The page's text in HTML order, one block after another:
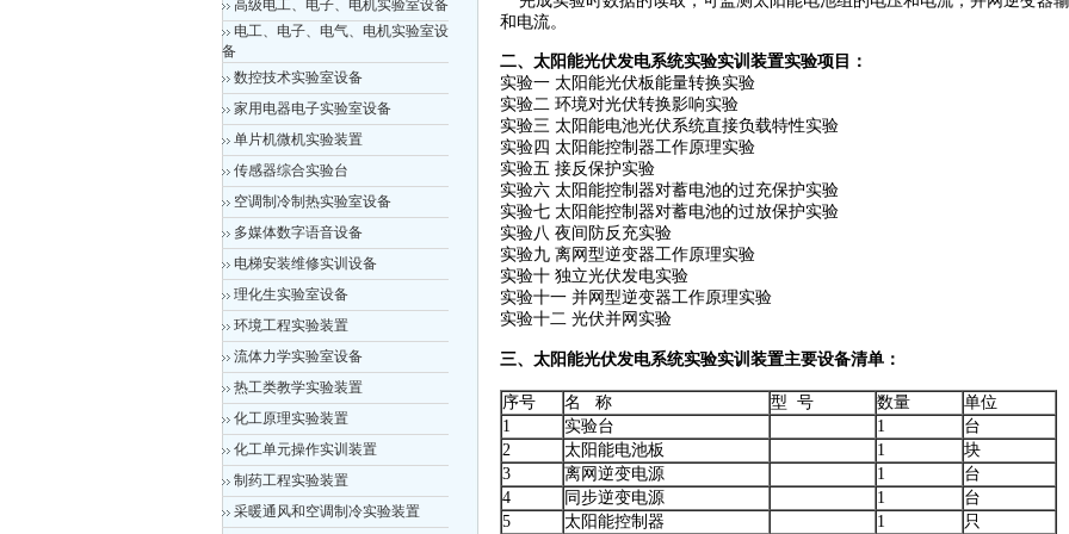
高级电工、电子、电机实验室设备
电工、电子、电气、电机实验室设
备
数控技术实验室设备
家用电器电子实验室设备
单片机微机实验装置
传感器综合实验台
空调制冷制热实验室设备
多媒体数字语音设备
电梯安装维修实训设备
理化生实验室设备
环境工程实验装置
流体力学实验室设备
热工类教学实验装置
化工原理实验装置
化工单元操作实训装置
制药工程实验装置
采暖通风和空调制冷实验装置
和电流。
二、太阳能光伏发电系统实验实训装置实验项目：
实验一 太阳能光伏板能量转换实验
实验二 环境对光伏转换影响实验
实验三 太阳能电池光伏系统直接负载特性实验
实验四 太阳能控制器工作原理实验
实验五 接反保护实验
实验六 太阳能控制器对蓄电池的过充保护实验
实验七 太阳能控制器对蓄电池的过放保护实验
实验八 夜间防反充实验
实验九 离网型逆变器工作原理实验
实验十 独立光伏发电实验
实验十一 并网型逆变器工作原理实验
实验十二 光伏并网实验
三、太阳能光伏发电系统实验实训装置主要设备清单：
序号 名 称 型 号 数量
单位
1
实验台 1
台
2
太阳能电池板 1
块
3
离网逆变电源 1
台
4
同步逆变电源 1
台
5
太阳能控制器 1 只